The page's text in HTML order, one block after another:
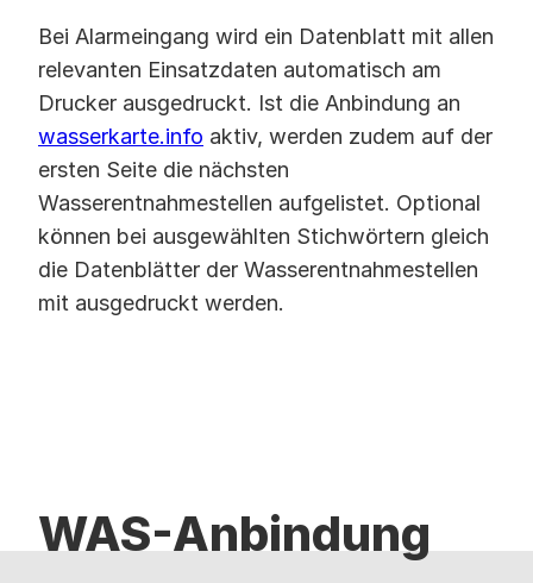
Bei Alarmeingang wird ein Datenblatt mit allen
relevanten Einsatzdaten automatisch am
Drucker ausgedruckt. Ist die Anbindung an
wasserkarte.info aktiv, werden zudem auf der
ersten Seite die nächsten
Wasserentnahmestellen aufgelistet. Optional
können bei ausgewählten Stichwörtern gleich
die Datenblätter der Wasserentnahmestellen
mit ausgedruckt werden.
WAS-Anbindung